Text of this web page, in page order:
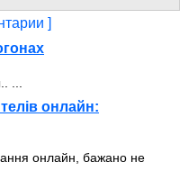
]
...
онлайн:
онлайн, бажано не